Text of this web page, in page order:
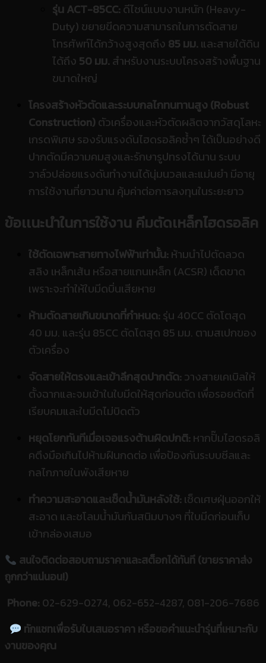
รุ่น ACT-85CC: ดีไซน์แบบงานหนัก (Heavy-
Duty) ขยายขีดความสามารถในการตัดสาย
โทรศัพท์ได้กว้างสูงสุดถึง 85 มม. และสายใต้ดิน
ได้ถึง 50 มม. สำหรับงานระบบโครงสร้างพื้นฐาน
ขนาดใหญ่
โครงสร้างหัวตัดและระบบกลไกทนทานสูง (Robust
Construction) ตัวเครื่องและหัวตัดผลิตจากวัสดุโลหะ
เกรดพิเศษ รองรับแรงดันไฮดรอลิคซ้ำๆ ได้เป็นอย่างดี
ปากตัดมีความคมสูงและรักษารูปทรงได้นาน ระบบ
วาล์วปล่อยแรงดันทำงานได้นุ่มนวลและแม่นยำ มีอายุ
การใช้งานที่ยาวนาน คุ้มค่าต่อการลงทุนในระยะยาว
ข้อเเนะนำในการใช้งาน คีมตัดเหล็กไฮดรอลิค
ใช้ตัดเฉพาะสายทางไฟฟ้าเท่านั้น: ห้ามนำไปตัดลวด
สลิง เหล็กเส้น หรือสายแกนเหล็ก (ACSR) เด็ดขาด
เพราะจะทำให้ใบมีดบิ่นเสียหาย
ห้ามตัดสายเกินขนาดที่กำหนด: รุ่น 40CC ตัดโตสุด
40 มม. และรุ่น 85CC ตัดโตสุด 85 มม. ตามสเปกของ
ตัวเครื่อง
จัดสายให้ตรงและเข้าลึกสุดปากตัด: วางสายเคเบิลให้
ตั้งฉากและจมเข้าในใบมีดให้สุดก่อนตัด เพื่อรอยตัดที่
เรียบคมและใบมีดไม่บิดตัว
หยุดโยกทันทีเมื่อเจอแรงต้านผิดปกติ: หากปั๊มไฮดรอลิ
คตึงมือเกินไปห้ามฝืนกดต่อ เพื่อป้องกันระบบซีลและ
กลไกภายในพังเสียหาย
ทำความสะอาดและเช็ดน้ำมันหลังใช้: เช็ดเศษฝุ่นออกให้
สะอาด และชโลมน้ำมันกันสนิมบางๆ ที่ใบมีดก่อนเก็บ
เข้ากล่องเสมอ
สนใจติดต่อสอบถามราคาและสต็อกได้ทันที (ขายราคาส่ง
ถูกกว่าแน่นอน!)
Phone: 02-629-0274, 062-652-4287, 081-206-7686
ทักแชทเพื่อรับใบเสนอราคา หรือขอคำแนะนำรุ่นที่เหมาะกับ
งานของคุณ